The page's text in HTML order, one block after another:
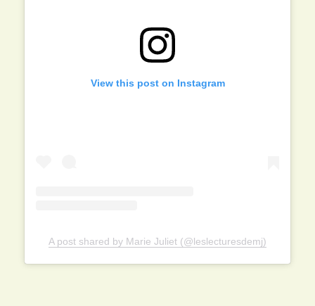
View this post on Instagram
A post shared by Marie Juliet (@leslecturesdemj)